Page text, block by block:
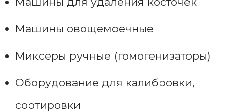
Машины овощемоечные
Миксеры ручные (гомогенизаторы)
Оборудование для калибровки,
сортировки